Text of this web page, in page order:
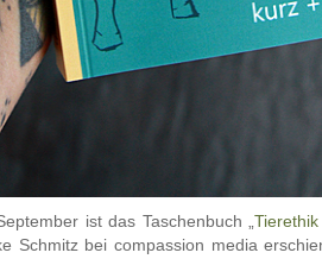
ist das Taschenbuch „
Schmitz bei compassion media